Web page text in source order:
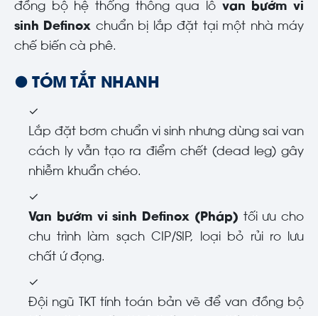
đồng bộ hệ thống thông qua lô van bướm vi
sinh Definox chuẩn bị lắp đặt tại một nhà máy
chế biến cà phê.
● TÓM TẮT NHANH
✓
Lắp đặt bơm chuẩn vi sinh nhưng dùng sai van
cách ly vẫn tạo ra điểm chết (dead leg) gây
nhiễm khuẩn chéo.
✓
Van bướm vi sinh Definox (Pháp) tối ưu cho
chu trình làm sạch CIP/SIP, loại bỏ rủi ro lưu
chất ứ đọng.
✓
Đội ngũ TKT tính toán bản vẽ để van đồng bộ